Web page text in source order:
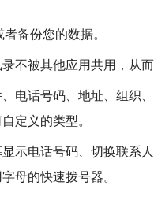
备份您的数据。
不被其他应用共用，从
电话号码、地址、组织
定义的类型。
示电话号码、切换联系
母的快速拨号器。